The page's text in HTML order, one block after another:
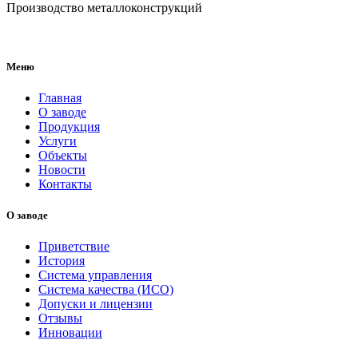
Производство металлоконструкций
Меню
Главная
О заводе
Продукция
Услуги
Объекты
Новости
Контакты
О заводе
Приветствие
История
Система управления
Система качества (ИСО)
Допуски и лицензии
Отзывы
Инновации